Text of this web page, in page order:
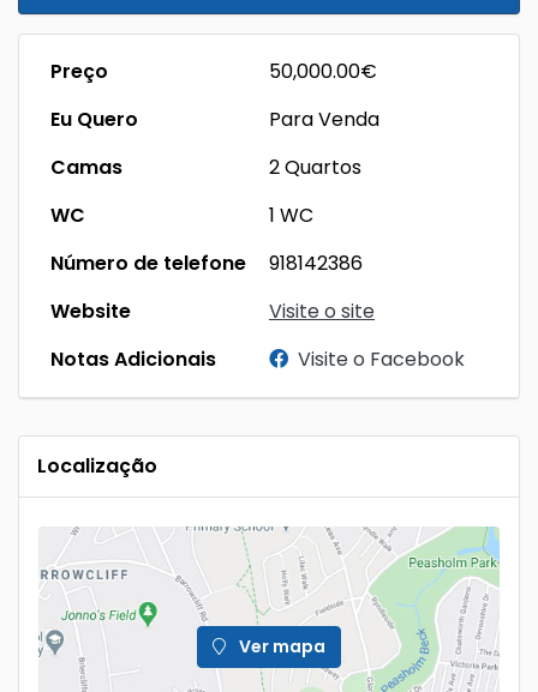
Preço
50,000.00€
Eu Quero
Para Venda
Camas
2 Quartos
WC
1 WC
Número de telefone
918142386
Website
Visite o site
Notas Adicionais
Visite o Facebook
Localização
Ver mapa